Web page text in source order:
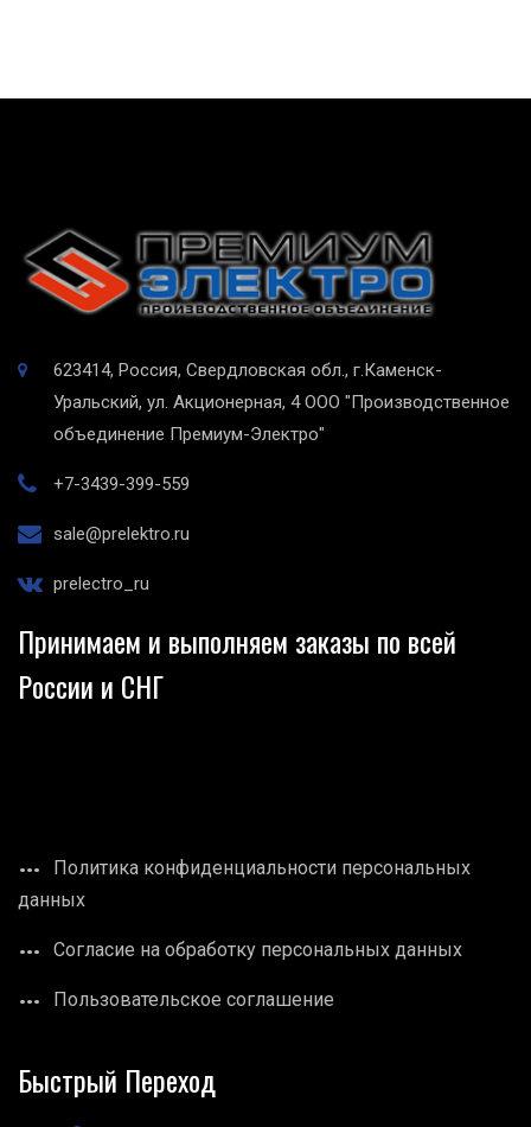
623414, Россия, Свердловская обл., г.Каменск-
Уральский, ул. Акционерная, 4 ООО "Производственное
объединение Премиум-Электро"
+7-3439-399-559
sale@prelektro.ru
prelectro_ru
Принимаем и выполняем заказы по всей
России и СНГ
Политика конфиденциальности персональных
данных
Согласие на обработку персональных данных
Пользовательское соглашение
Быстрый Переход